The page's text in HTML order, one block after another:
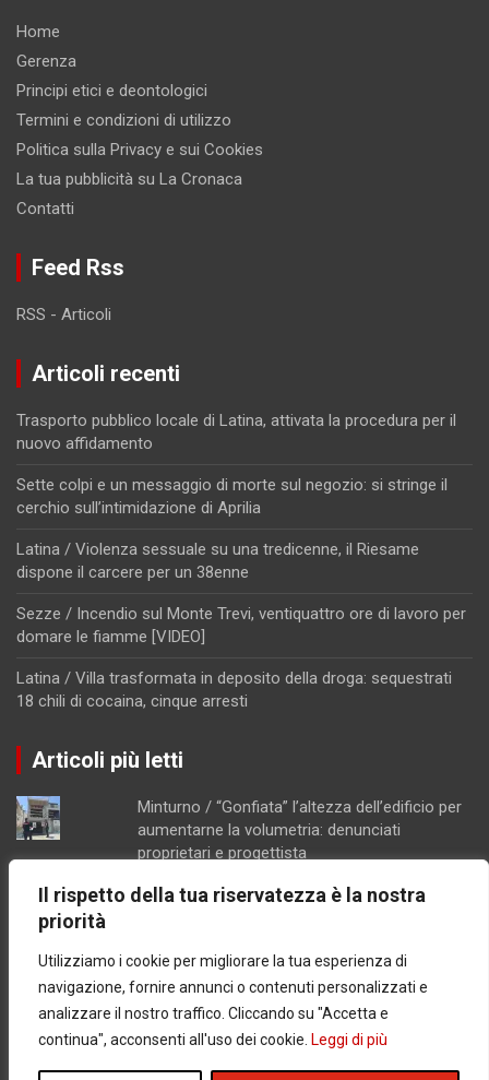
Il rispetto della tua riservatezza è la nostra
priorità
Utilizziamo i cookie per migliorare la tua esperienza di
navigazione, fornire annunci o contenuti personalizzati e
analizzare il nostro traffico. Cliccando su "Accetta e
continua", acconsenti all'uso dei cookie. Leggi di più
Home
Gerenza
Principi etici e deontologici
Termini e condizioni di utilizzo
Politica sulla Privacy e sui Cookies
La tua pubblicità su La Cronaca
Contatti
Feed Rss
RSS - Articoli
Articoli recenti
Trasporto pubblico locale di Latina, attivata la procedura per il
nuovo affidamento
Sette colpi e un messaggio di morte sul negozio: si stringe il
cerchio sull’intimidazione di Aprilia
Latina / Violenza sessuale su una tredicenne, il Riesame
dispone il carcere per un 38enne
Sezze / Incendio sul Monte Trevi, ventiquattro ore di lavoro per
domare le fiamme [VIDEO]
Latina / Villa trasformata in deposito della droga: sequestrati
18 chili di cocaina, cinque arresti
Articoli più letti
Minturno / “Gonfiata” l’altezza dell’edificio per
aumentarne la volumetria: denunciati
proprietari e progettista
Costi lievitati per il ponte Tallini di Formia,
l'analisi della consigliera Immacolata Arnone
Pacinotti di Santi Cosma e Damiano: soltanto
tre studenti, salta la prima classe
Nuovi presidi e mezzi a disposizione delle
capitanerie di porto del Lazio